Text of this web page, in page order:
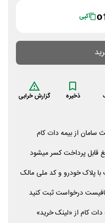
کپی
ذخیره گزارش خرابی
سامان از بیمه دات کام
با پلاک خودرو و کد ملی مالک
درخواست ثبت کنید
کام از «لینک خرید»